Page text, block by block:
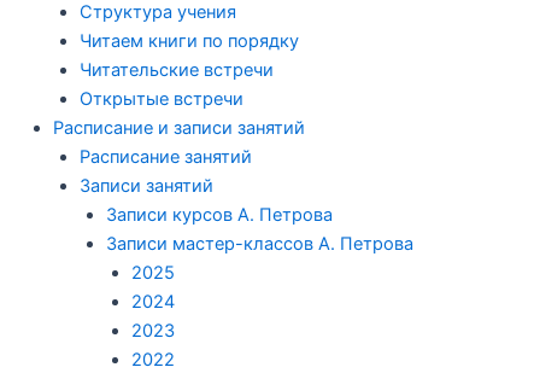
Структура учения
Читаем книги по порядку
Читательские встречи
Открытые встречи
Расписание и записи занятий
Расписание занятий
Записи занятий
Записи курсов А. Петрова
Записи мастер-классов А. Петрова
2025
2024
2023
2022